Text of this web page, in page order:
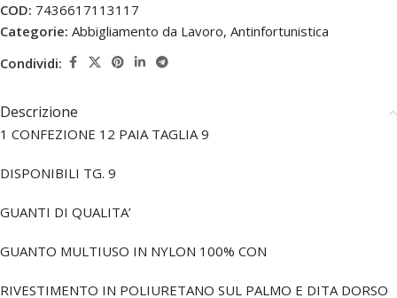
COD: 7436617113117
Categorie: Abbigliamento da Lavoro, Antinfortunistica
Condividi:
Descrizione
1 CONFEZIONE 12 PAIA TAGLIA 9
DISPONIBILI TG. 9
GUANTI DI QUALITA’
GUANTO MULTIUSO IN NYLON 100% CON
RIVESTIMENTO IN POLIURETANO SUL PALMO E DITA DORSO